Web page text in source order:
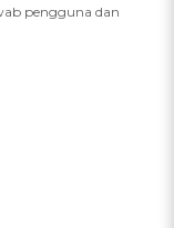
pengguna dan